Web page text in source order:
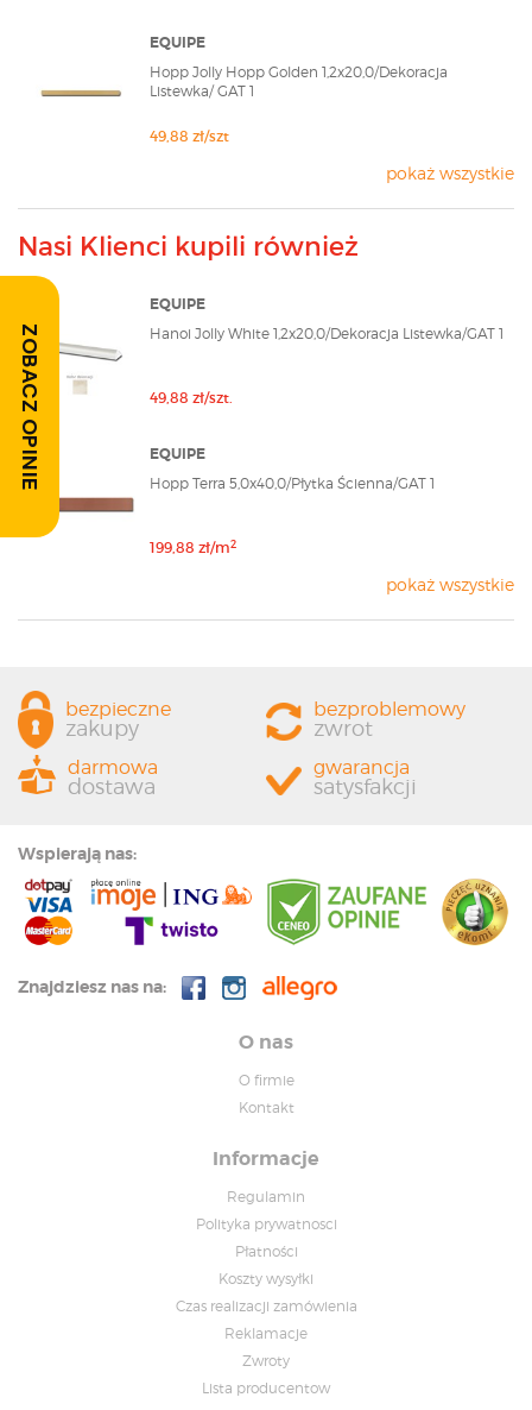
EQUIPE
Hopp Jolly Hopp Golden 1,2x20,0/Dekoracja
Listewka/ GAT 1
49,88 zł/szt
pokaż wszystkie
Nasi Klienci kupili również
EQUIPE
Hanoi Jolly White 1,2x20,0/Dekoracja Listewka/GAT 1
49,88 zł/szt.
EQUIPE
Hopp Terra 5,0x40,0/Płytka Ścienna/GAT 1
199,88 zł/m2
pokaż wszystkie
ZOBACZ OPINIE
bezpieczne
zakupy
bezproblemowy
zwrot
darmowa
dostawa
gwarancja
satysfakcji
Wspierają nas:
Znajdziesz nas na:
O nas
O firmie
Kontakt
Informacje
Regulamin
Polityka prywatnosci
Płatności
Koszty wysyłki
Czas realizacji zamówienia
Reklamacje
Zwroty
Lista producentow